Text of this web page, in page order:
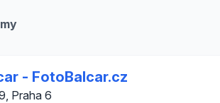
- FotoBalcar.cz
Praha 6